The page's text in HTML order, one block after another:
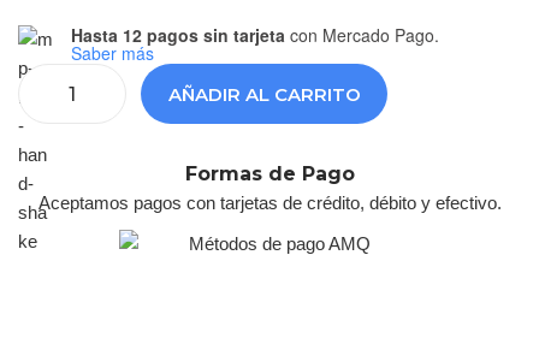
Hasta 12 pagos sin tarjetacon Mercado Pago.
Saber más
AÑADIR AL CARRITO
Formas de Pago
Aceptamos pagos con tarjetas de crédito, débito y efectivo.